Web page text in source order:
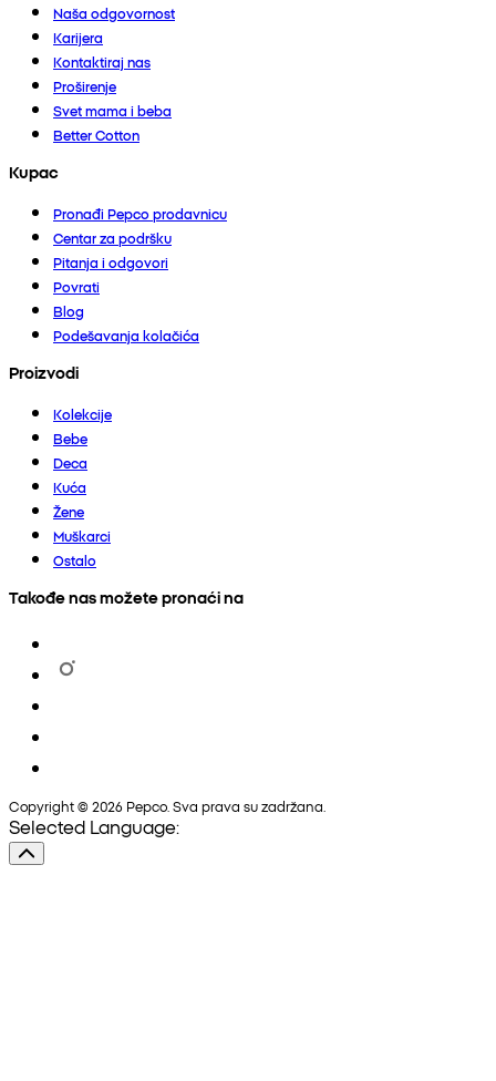
Naša odgovornost
Karijera
Kontaktiraj nas
Proširenje
Svet mama i beba
Better Cotton
Kupac
Pronađi Pepco prodavnicu
Centar za podršku
Pitanja i odgovori
Povrati
Blog
Podešavanja kolačića
Proizvodi
Kolekcije
Bebe
Deca
Kuća
Žene
Muškarci
Ostalo
Takođe nas možete pronaći na
Copyright © 2026 Pepco. Sva prava su zadržana.
Selected Language: